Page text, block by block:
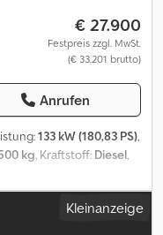
€ 27.900
Festpreis zzgl. MwSt.
(€ 33.201 brutto)
Anrufen
133 kW (180,83 PS),
kg , Kraftstoff: Diesel
Allwetterreifen,
Kleinanzeige